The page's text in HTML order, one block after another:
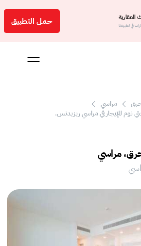
في تطبيقنا حمل التطبيق
مراسي
للإيجار في مراسي ريزيدنس.
مراسي